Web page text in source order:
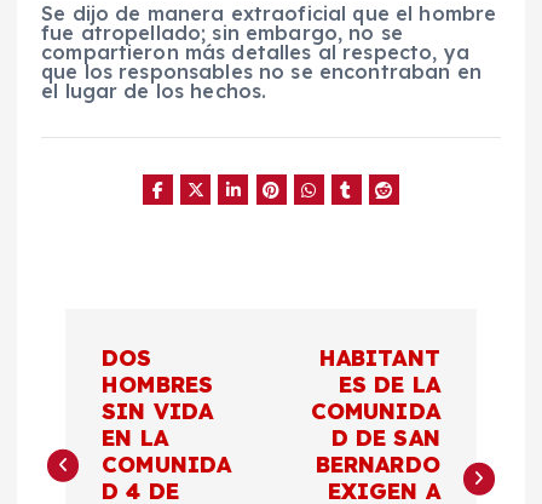
Se dijo de manera extraoficial que el hombre
fue atropellado; sin embargo, no se
compartieron más detalles al respecto, ya
que los responsables no se encontraban en
el lugar de los hechos.
v
DOS
HOMBRES
SIN VIDA
EN LA
COMUNIDA
D 4 DE
HABITANT
ES DE LA
COMUNIDA
D DE SAN
BERNARDO
EXIGEN A